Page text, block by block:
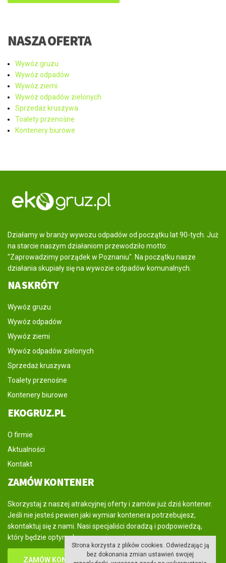
NASZA OFERTA
Wywóz gruzu
Wywóz odpadów
Wywóz ziemi
Wywóz odpadów zielonych
Sprzedaż kruszywa
Toalety przenośne
Kontenery biurowe
Działamy w branży wywozu odpadów od początku lat 90-tych. Już
na starcie naszym działaniom przewodziło motto:
"Zaprowadzimy porządek w Poznaniu". Na początku nasze
działania skupiały się na wywozie odpadów komunalnych.
NA SKRÓTY
Wywóz gruzu
Wywóz odpadów
Wywóz ziemi
Wywóz odpadów zielonych
Sprzedaż kruszywa
Toalety przenośne
Kontenery biurowe
EKOGRUZ.PL
O firmie
Aktualności
Kontakt
ZAMÓW KONTENER
Skorzystaj z naszej atrakcyjnej oferty i zamów już dziś kontener.
Jeśli nie jesteś pewien jaki wymiar kontenera potrzebujesz,
skontaktuj się z nami. Nasi specjaliści doradzą i podpowiedzą,
który będzie optymalnym rozwiązaniem.
ZAMÓW KONTENER
Strona korzysta z plików cookies. Odwiedzając ją
bez dokonania zmian ustawień swojej